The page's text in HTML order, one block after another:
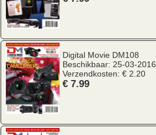
Digital Movie DM108
Beschikbaar: 25-03-2016
Verzendkosten: € 2.20
€ 7.99